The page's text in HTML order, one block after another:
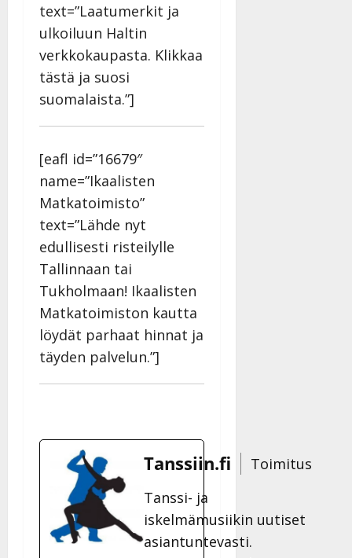
text=”Laatumerkit ja
ulkoiluun Haltin
verkkokaupasta. Klikkaa
tästä ja suosi
suomalaista.”]
[eafl id=”16679″
name=”Ikaalisten
Matkatoimisto”
text=”Lähde nyt
edullisesti risteilylle
Tallinnaan tai
Tukholmaan! Ikaalisten
Matkatoimiston kautta
löydät parhaat hinnat ja
täyden palvelun.”]
Tanssiin.fi
Toimitus
Tanssi- ja
iskelmämusiikin uutiset
asiantuntevasti.